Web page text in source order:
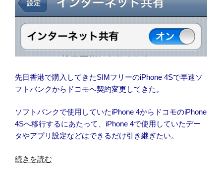
き
た
(2012
の
先日香港で購入してきたSIMフリーのiPhone 4Sで早速ソ
フトバンクからドコモへ契約変更してきた。
ソフトバンクで使用していたiPhone 4からドコモのiPhone
4Sへ移行するにあたって、iPhone 4で使用していたデー
タやアプリ設定などはできるだけ引き継ぎたい。
“ソ
続きを読む